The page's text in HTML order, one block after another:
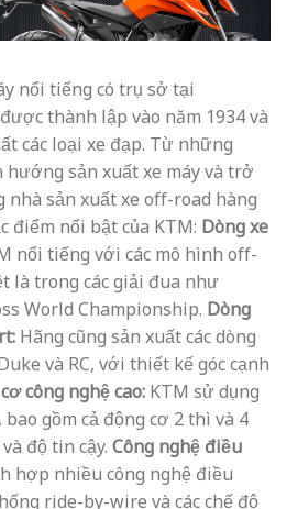
nổi tiếng có trụ sở tại
thành lập vào năm 1934 và
các loại xe đạp. Từ những
hướng sản xuất xe máy và trở
sản xuất xe off-road hàng
điểm nổi bật của KTM: Dòng xe
nổi tiếng với các mô hình off-
là trong các giải đua như
World Championship. Dòng
Hãng cũng sản xuất các dòng
và RC, với thiết kế góc cạnh
công nghệ cao: KTM sử dụng
gồm cả động cơ 2 thì và 4
độ tin cậy. Công nghệ điều
hợp nhiều công nghệ điều
ride-by-wire và các chế độ